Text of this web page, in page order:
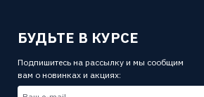
БУДЬТЕ В КУРСЕ
Подпишитесь на рассылку и мы сообщим
вам о новинках и акциях: